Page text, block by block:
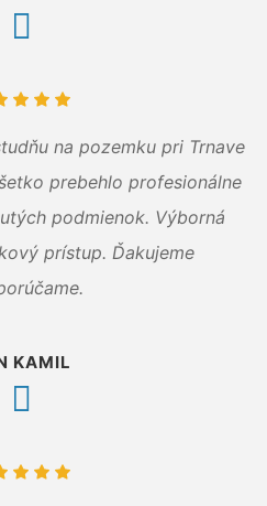
na pozemku pri Trnave
prebehlo profesionálne
podmienok. Výborná
prístup. Ďakujeme
KAMIL